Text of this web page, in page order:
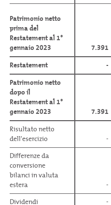
Patrimonio netto
prima del
Restatement al 1°
gennaio 2023
7.391
Restatement
-
Patrimonio netto
dopo il
Restatement al 1°
gennaio 2023
7.391
Risultato netto
dell'esercizio
-
Differenze da
conversione
bilanci in valuta
estera
-
Dividendi
-
Patrimonio netto
prima del
Restatement al 1°
gennaio 2023
Restatement
Patrimonio netto
dopo il
Restatement al 1°
gennaio 2023
Risultato netto
dell'esercizio
Differenze da
conversione
bilanci in valuta
estera
Dividendi